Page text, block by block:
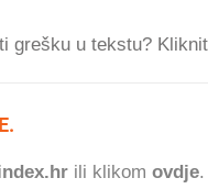
grešku u tekstu?
ili klikom ovdje